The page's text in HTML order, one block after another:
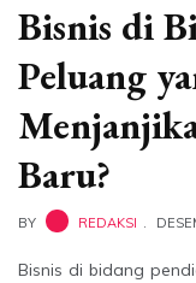
Bisnis di
Peluang
Baru?
BY REDAKSI
Bisnis di bidang